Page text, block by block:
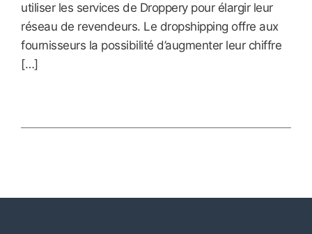
utiliser les services de Droppery pour élargir leur
réseau de revendeurs. Le dropshipping offre aux
fournisseurs la possibilité d’augmenter leur chiffre
[…]